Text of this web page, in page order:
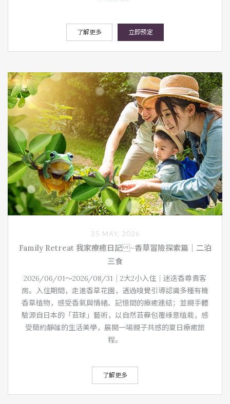
了解更多 立即预定
Family Retreat 我家療癒日記 ~香草冒險探索篇｜二泊
三食
2026/06/01～2026/08/31｜2大2小入住｜迷迭香尊貴客
房。入住期間，走進香草花園，透過嗅覺引導認識多種有機
香草植物，感受香氣與情緒、記憶間的療癒連結；並親手體
驗源自日本的「苔球」藝術，以自然苔蘚包覆綠意植栽，感
受簡約靜謐的生活美學，展開一場親子共感的夏日療癒旅
程。
25 MAY, 2026
了解更多